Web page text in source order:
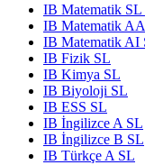
IB Matematik
IB Matematik
IB Matematik AI
IB Fizik SL
IB Kimya SL
IB Biyoloji SL
IB ESS SL
IB İngilizce A SL
IB İngilizce B SL
IB Türkçe A SL